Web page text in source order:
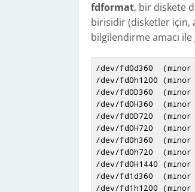
fdformat, bir diskete
birisidir (disketler için,
bilgilendirme amacı
/dev/fd0d360  (minor
/dev/fd0h1200
/dev/fd0D360  (minor
/dev/fd0H360  (minor
/dev/fd0D720  (minor
/dev/fd0H720  (minor
/dev/fd0h360  (minor
/dev/fd0h720  (minor
/dev/fd0H1440
/dev/fd1d360  (minor
/dev/fd1h1200